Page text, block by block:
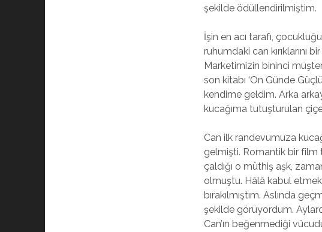
şekilde ödüllendirilmiştim.
İşin en acı tarafı,
ruhumdaki can kırıklarını
Marketimizin bininci
son kitabı ‘On Günde
kendime geldim. Arka
kucağıma tutuşturulan
Can ilk randevumuza
gelmişti. Romantik bir film
çaldığı o müthiş aşk,
olmuştu. Hâlâ kabul
bırakılmıştım. Aslında
şekilde görüyordum.
Can’ın beğenmediği